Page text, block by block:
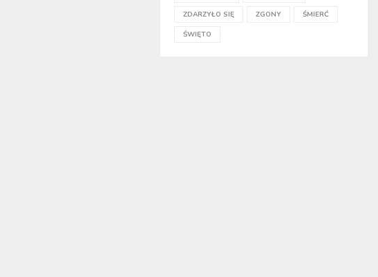
ZDARZYŁO SIĘ ZGONY ŚMIERĆ
ŚWIĘTO